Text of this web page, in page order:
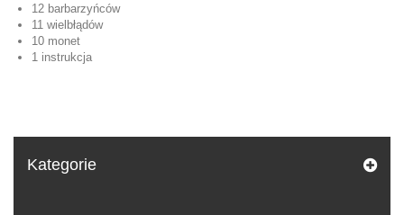
12 barbarzyńców
11 wielbłądów
10 monet
1 instrukcja
Kategorie